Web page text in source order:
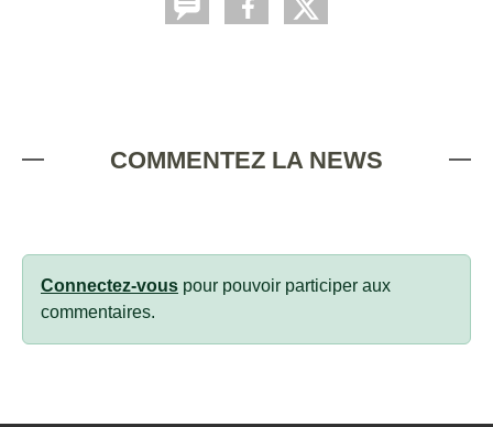
COMMENTEZ LA NEWS
Connectez-vous pour pouvoir participer aux
commentaires.